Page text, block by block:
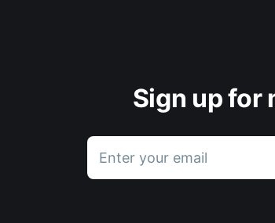
Sign up for
Enter your email